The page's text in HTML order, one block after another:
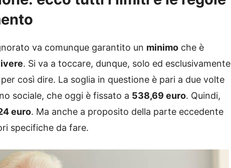
va comunque garantito un minimo che è
. Si va a toccare, dunque, solo ed esclusivamente
così dire. La soglia in questione è pari a due volte
sociale, che oggi è fissato a 538,69 euro. Quindi,
euro. Ma anche a proposito della parte eccedente
specifiche da fare.